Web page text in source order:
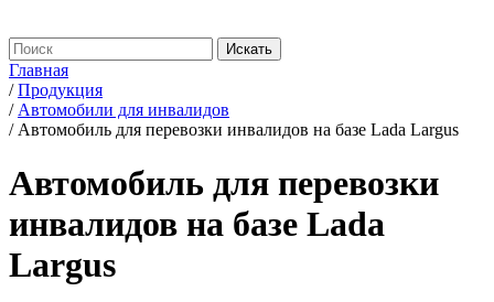
Главная
/ Продукция
/ Автомобили для инвалидов
/ Автомобиль для перевозки инвалидов на базе Lada Largus
Автомобиль для перевозки
инвалидов на базе Lada
Largus